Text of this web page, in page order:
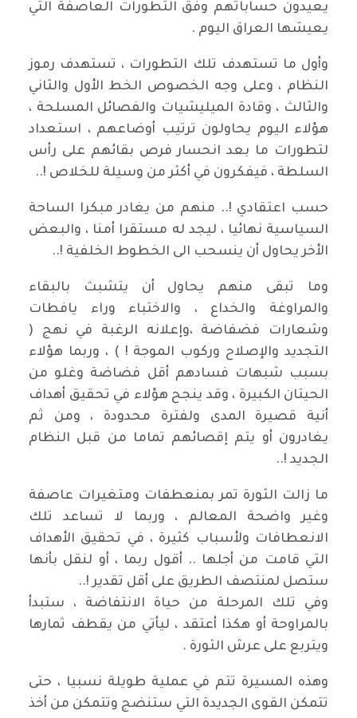
يعيدون حساباتهم وفق التطورات العاصفة التي
يعيشها العراق اليوم .
وأول ما تستهدف تلك التطورات ، تستهدف رموز
النظام ، وعلى وجه الخصوص الخط الأول والثاني
والثالث ، وقادة الميليشيات والفصائل المسلحة ،
هؤلاء اليوم يحاولون ترتيب أوضاعهم ، استعداد
لتطورات ما بعد انحسار فرص بقائهم على رأس
السلطة ، فيفكرون في أكثر من وسيلة للخلاص !..
حسب اعتقادي !.. منهم من يغادر مبكرا الساحة
السياسية نهائيا ، ليجد له مستقرا أمنا ، والبعض
الأخر يحاول أن ينسحب الى الخطوط الخلفية !..
وما تبقى منهم يحاول أن يتشبث بالبقاء
والمراوغة والخداع ، والاختباء وراء يافطات
وشعارات فضفاضة ،وإعلانه الرغبة في نهج (
التجديد والإصلاح وركوب الموجة ! ) ، وربما هؤلاء
بسبب شبهات فسادهم أقل فضاضة وغلو من
الحيتان الكبيرة ، وقد ينجح هؤلاء في تحقيق أهداف
أنية قصيرة المدى ولفترة محدودة ، ومن ثم
يغادرون أو يتم إقصائهم تماما من قبل النظام
الجديد !..
ما زالت الثورة تمر بمنعطفات ومتغيرات عاصفة
وغير واضحة المعالم ، وربما لا تساعد تلك
الانعطافات ولأسباب كثيرة ، في تحقيق الأهداف
التي قامت من أجلها .. أقول ربما ، أو لنقل بأنها
ستصل لمنتصف الطريق على أقل تقدير !..
وفي تلك المرحلة من حياة الانتفاضة ، ستبدأ
بالمراوحة أو هكذا أعتقد ، ليأتي من يقطف ثمارها
ويتربع على عرش الثورة .
وهذه المسيرة تتم في عملية طويلة نسبيا ، حتى
تتمكن القوى الجديدة التي ستنضج وتتمكن من أخذ